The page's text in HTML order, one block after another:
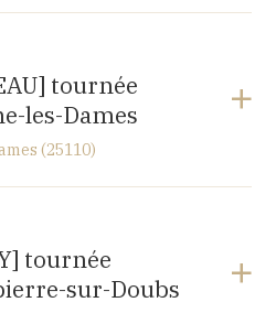
tournée
les-Dames
(25110)
les-Dames
tournée
sur-Doubs